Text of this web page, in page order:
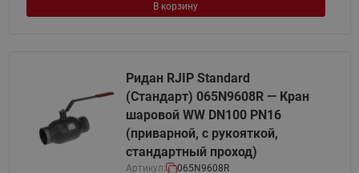
В корзину
Ридан RJIP Standard
(Стандарт) 065N9608R — Кран
шаровой WW DN100 PN16
(приварной, с рукояткой,
стандартный проход)
Артикул:
065N9608R